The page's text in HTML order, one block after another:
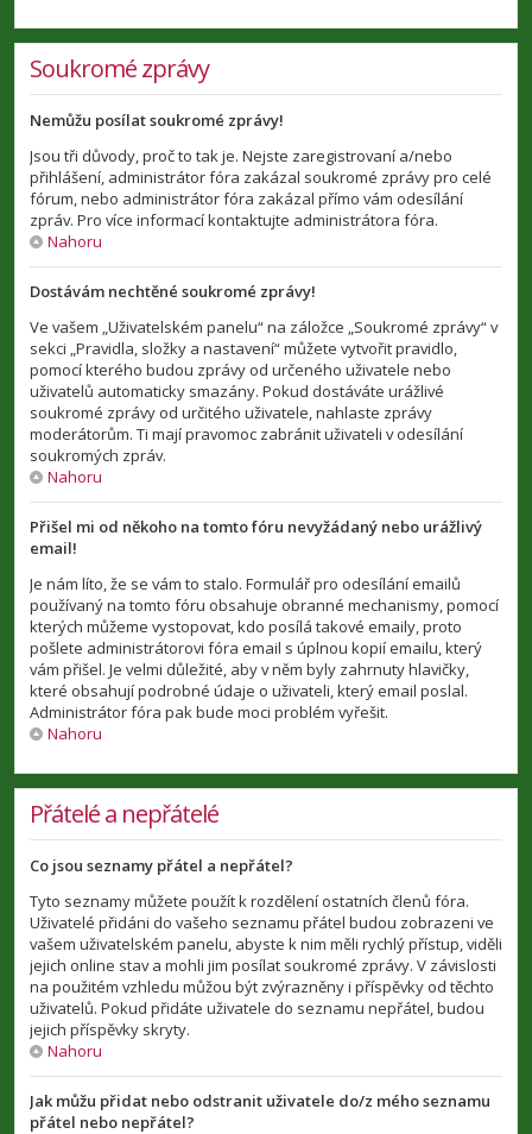
Soukromé zprávy
Nemůžu posílat soukromé zprávy!
Jsou tři důvody, proč to tak je. Nejste zaregistrovaní a/nebo
přihlášení, administrátor fóra zakázal soukromé zprávy pro celé
fórum, nebo administrátor fóra zakázal přímo vám odesílání
zpráv. Pro více informací kontaktujte administrátora fóra.
Nahoru
Dostávám nechtěné soukromé zprávy!
Ve vašem „Uživatelském panelu“ na záložce „Soukromé zprávy“ v
sekci „Pravidla, složky a nastavení“ můžete vytvořit pravidlo,
pomocí kterého budou zprávy od určeného uživatele nebo
uživatelů automaticky smazány. Pokud dostáváte urážlivé
soukromé zprávy od určitého uživatele, nahlaste zprávy
moderátorům. Ti mají pravomoc zabránit uživateli v odesílání
soukromých zpráv.
Nahoru
Přišel mi od někoho na tomto fóru nevyžádaný nebo urážlivý
email!
Je nám líto, že se vám to stalo. Formulář pro odesílání emailů
používaný na tomto fóru obsahuje obranné mechanismy, pomocí
kterých můžeme vystopovat, kdo posílá takové emaily, proto
pošlete administrátorovi fóra email s úplnou kopií emailu, který
vám přišel. Je velmi důležité, aby v něm byly zahrnuty hlavičky,
které obsahují podrobné údaje o uživateli, který email poslal.
Administrátor fóra pak bude moci problém vyřešit.
Nahoru
Přátelé a nepřátelé
Co jsou seznamy přátel a nepřátel?
Tyto seznamy můžete použít k rozdělení ostatních členů fóra.
Uživatelé přidáni do vašeho seznamu přátel budou zobrazeni ve
vašem uživatelském panelu, abyste k nim měli rychlý přístup, viděli
jejich online stav a mohli jim posílat soukromé zprávy. V závislosti
na použitém vzhledu můžou být zvýrazněny i příspěvky od těchto
uživatelů. Pokud přidáte uživatele do seznamu nepřátel, budou
jejich příspěvky skryty.
Nahoru
Jak můžu přidat nebo odstranit uživatele do/z mého seznamu
přátel nebo nepřátel?